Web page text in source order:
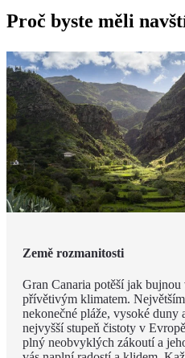
Proč byste měli
Země rozmanitosti
Gran Canaria potěší jak bujnou
přívětivým klimatem.
nekonečné pláže, vysoké duny
nejvyšší stupeň čistoty v
plný neobvyklých zákoutí a